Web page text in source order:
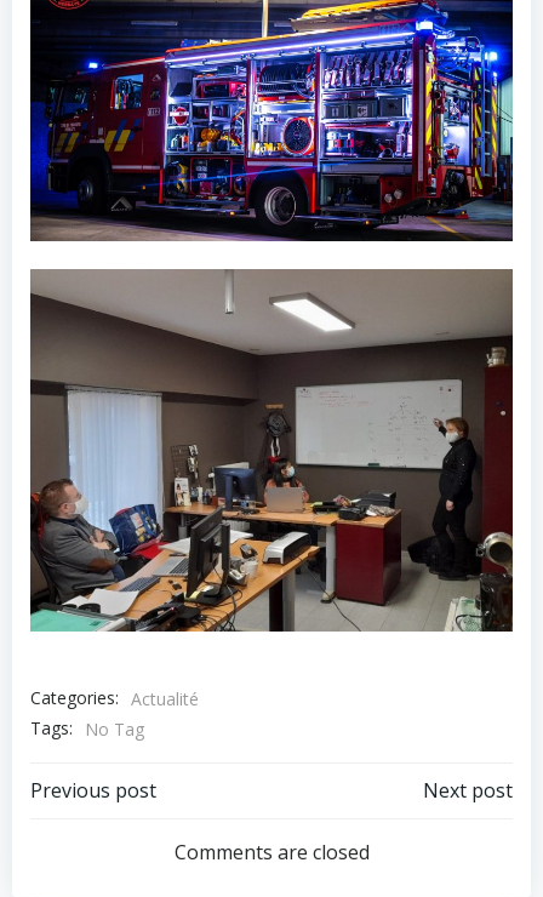
Categories: Actualité
Tags:
No Tag
Post
navigation
Previous post
navigation
Next post
Comments are closed